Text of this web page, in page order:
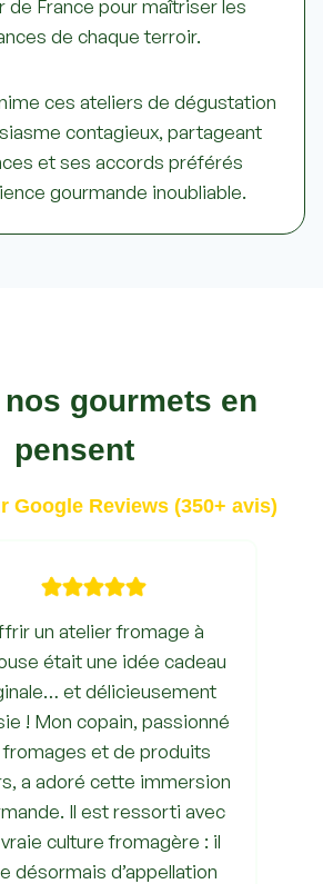
de France pour maîtriser les
de chaque terroir.
ces ateliers de dégustation
contagieux, partageant
et ses accords préférés
gourmande inoubliable.
nos gourmets en
pensent
Google Reviews (350+ avis)
un atelier fromage à
était une idée cadeau
et délicieusement
! Mon copain, passionné
et de produits
a adoré cette immersion
Il est ressorti avec
culture fromagère : il
désormais d’appellation